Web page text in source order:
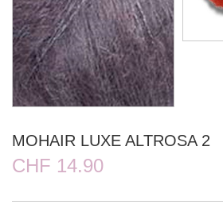
MOHAIR LUXE ALTROSA 2
CHF 14.90